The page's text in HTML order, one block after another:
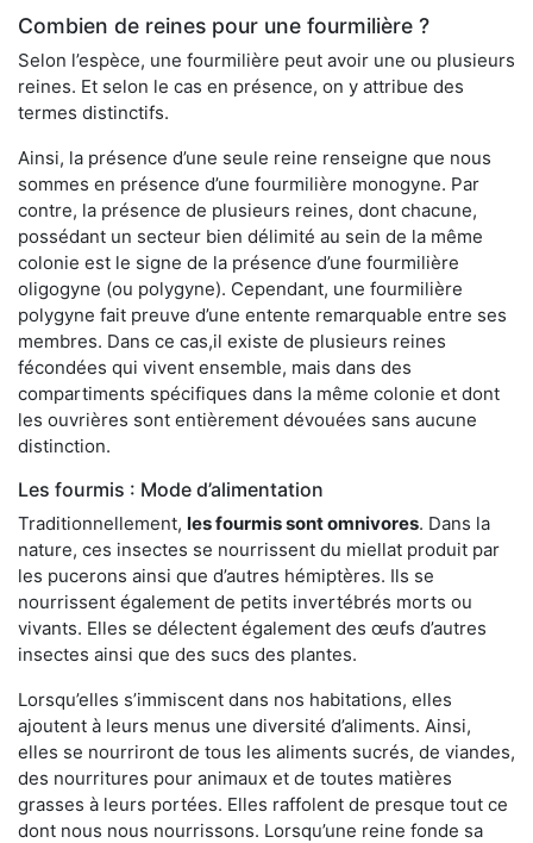
Combien de reines pour une fourmilière ?
Selon l’espèce, une fourmilière peut avoir une ou plusieurs
reines. Et selon le cas en présence, on y attribue des
termes distinctifs.
Ainsi, la présence d’une seule reine renseigne que nous
sommes en présence d’une fourmilière monogyne. Par
contre, la présence de plusieurs reines, dont chacune,
possédant un secteur bien délimité au sein de la même
colonie est le signe de la présence d’une fourmilière
oligogyne (ou polygyne). Cependant, une fourmilière
polygyne fait preuve d’une entente remarquable entre ses
membres. Dans ce cas,il existe de plusieurs reines
fécondées qui vivent ensemble, mais dans des
compartiments spécifiques dans la même colonie et dont
les ouvrières sont entièrement dévouées sans aucune
distinction.
Les fourmis : Mode d’alimentation
Traditionnellement, les fourmis sont omnivores. Dans la
nature, ces insectes se nourrissent du miellat produit par
les pucerons ainsi que d’autres hémiptères. Ils se
nourrissent également de petits invertébrés morts ou
vivants. Elles se délectent également des œufs d’autres
insectes ainsi que des sucs des plantes.
Lorsqu’elles s’immiscent dans nos habitations, elles
ajoutent à leurs menus une diversité d’aliments. Ainsi,
elles se nourriront de tous les aliments sucrés, de viandes,
des nourritures pour animaux et de toutes matières
grasses à leurs portées. Elles raffolent de presque tout ce
dont nous nous nourrissons. Lorsqu’une reine fonde sa